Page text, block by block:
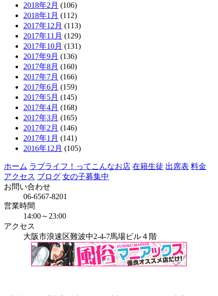
2018年2月 (106)
2018年1月 (112)
2017年12月 (113)
2017年11月 (129)
2017年10月 (131)
2017年9月 (136)
2017年8月 (160)
2017年7月 (166)
2017年6月 (159)
2017年5月 (145)
2017年4月 (168)
2017年3月 (165)
2017年2月 (146)
2017年1月 (141)
2016年12月 (105)
ホーム ラブライフ！ってこんなお店 在籍生徒 出席表 料金
アクセス ブログ 女の子募集中
お問い合わせ
06-6567-8201
営業時間
14:00～23:00
アクセス
大阪市浪速区難波中2-4-7馬場ビル４階